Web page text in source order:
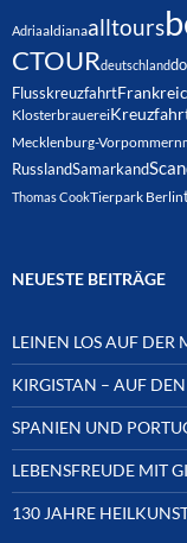
Adriaaldianaalltours
CTOURdeutschland
Flusskreuzfahrt
Klosterbrauerei
Mecklenburg-Vorpommern
RusslandSamarkand
Thomas CookTierpark Berlin
NEUESTE BEITRÄGE
LEINEN LOS AUF DER
KIRGISTAN – AUF
SPANIEN UND
LEBENSFREUDE MIT
130 JAHRE